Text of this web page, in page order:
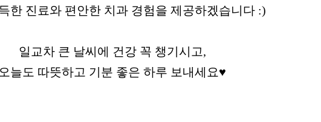
한 진료와 편안한 치과 경험을 제공하겠습니다 :)
일교차 큰 날씨에 건강 꼭 챙기시고,
오늘도 따뜻하고 기분 좋은 하루 보내세요♥